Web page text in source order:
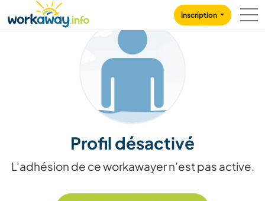
CONTENT
MAIN NAVIGATION
Inscription
Profil désactivé
L'adhésion de ce workawayer n’est pas active.